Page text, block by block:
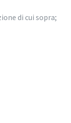
di cui sopra;